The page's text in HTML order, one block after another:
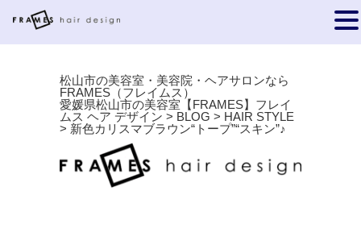
松山市の美容室・美容院・ヘアサロンなら
FRAMES（フレイムス）
愛媛県松山市の美容室【FRAMES】フレイ
ムス ヘア デザイン > BLOG > HAIR STYLE
> 新色カリスマブラウン“トープ”“スキン”♪